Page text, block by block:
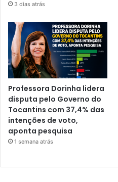
3 dias atrás
Professora Dorinha lidera
disputa pelo Governo do
Tocantins com 37,4% das
intenções de voto,
aponta pesquisa
1 semana atrás